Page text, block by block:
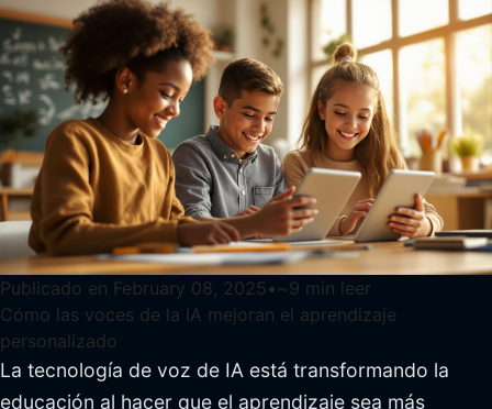
Publicado en February 08, 2025 • ~9 min leer
Cómo las voces de la IA mejoran el aprendizaje
personalizado
La tecnología de voz de IA está transformando la
educación al hacer que el aprendizaje sea más